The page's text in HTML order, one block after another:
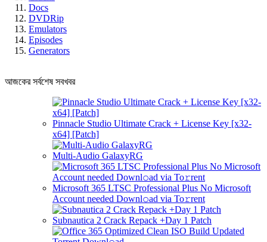
Docs
DVDRip
Emulators
Episodes
Generators
আজকের সর্বশেষ সবখবর
Pinnacle Studio Ultimate Crack + License Key [x32-
x64] [Patch]
Multi-Audio GalaxyRG
Microsoft 365 LTSC Professional Plus No Microsoft
Account needed Downl𝚘ad via To𝚛rent
Subnautica 2 Crack Repack +Day 1 Patch